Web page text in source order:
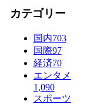
カテゴリー
国内703
国際97
経済70
エンタメ
1,090
スポーツ